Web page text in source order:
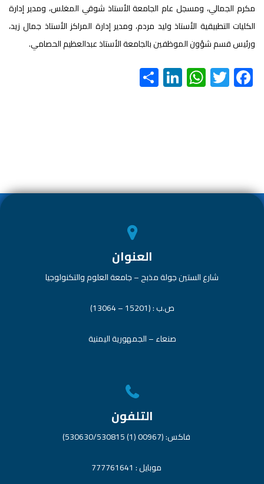
مكرم الجمالي، ومسجل عام الجامعة الأستاذ شوقي المغلس، ومدير إدارة
الكليات التطبيقية الأستاذ وليد مردم، ومدير إدارة المراكز الأستاذ جمال زيد،
ورئيس قسم شؤون الموظفين بالجامعة الأستاذ عبدالعظيم الحصامي.
F
ac
T
wi
W
h
p
Li
nk
العنوان
شارع الستين جولة مذبح – جامعة العلوم والتكنولوجيا
ص.ب : (15201 – 13064)
صنعاء – الجمهورية اليمنية
التلفون
فاكس: (00967 (1) 530630/530815)
موبايل : 777761641